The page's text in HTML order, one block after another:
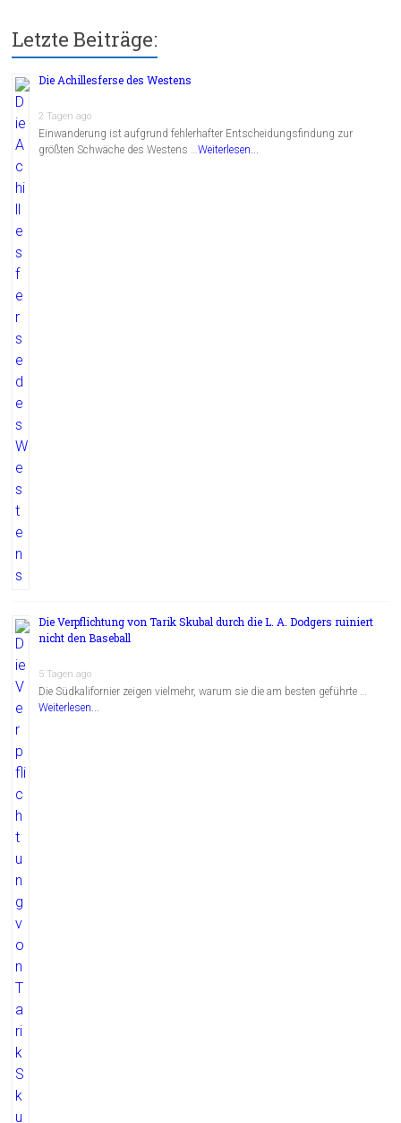
Letzte Beiträge:
Die Achillesferse des Westens
2 Tagen ago
Einwanderung ist aufgrund fehlerhafter Entscheidungsfindung zur
größten Schwäche des Westens …Weiterlesen...
Die Verpflichtung von Tarik Skubal durch die L. A. Dodgers ruiniert
nicht den Baseball
5 Tagen ago
Die Südkalifornier zeigen vielmehr, warum sie die am besten geführte …
Weiterlesen...